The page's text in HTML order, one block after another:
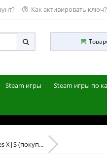
Как активировать ключ?
Steam игры Steam игры по
X|S (покуп...